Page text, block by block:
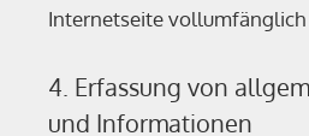
Internetseite vollumfänglich
4. Erfassung von
und Informationen